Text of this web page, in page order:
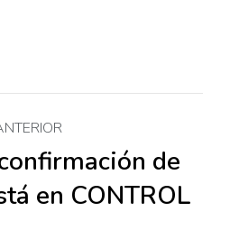
Publicación
anterior:
de
en CONTROL